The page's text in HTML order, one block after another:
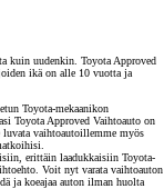
kuin uudenkin. Toyota Approved
ikä on alle 10 vuotta ja
Toyota-mekaanikon
Toyota Approved Vaihtoauto on
vaihtoautoillemme myös
erittäin laadukkaisiin Toyota-
Voit nyt varata vaihtoauton
ja koeajaa auton ilman huolta